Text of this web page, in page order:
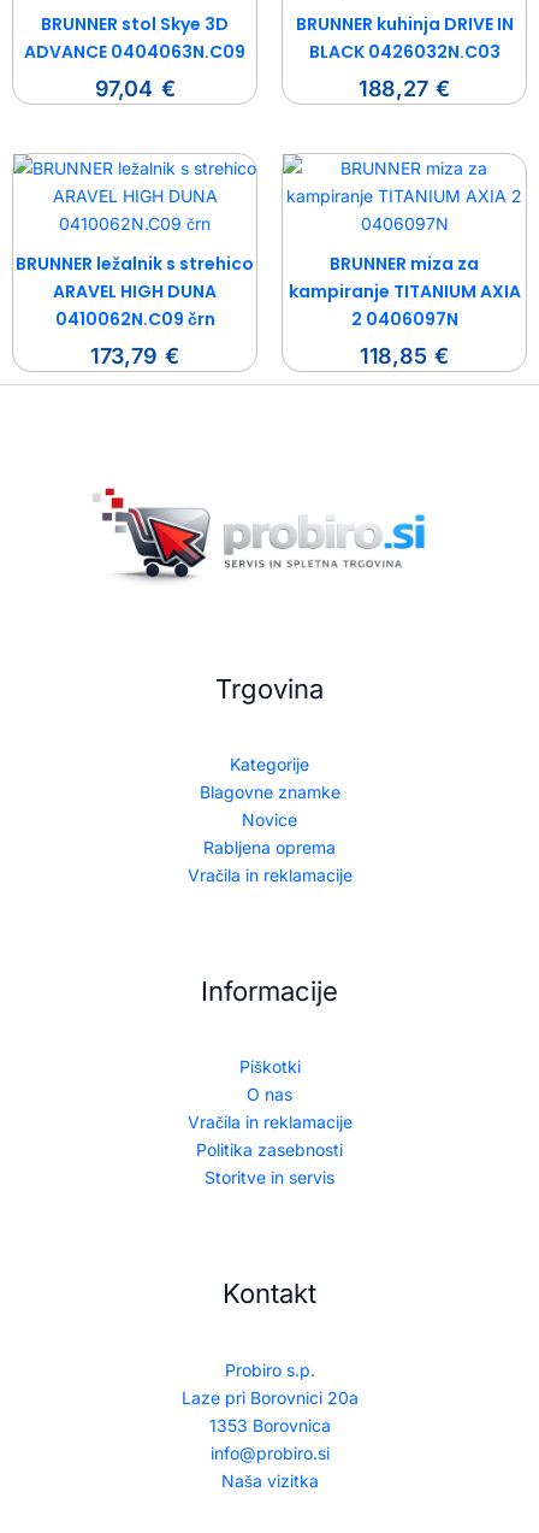
BRUNNER stol Skye 3D
ADVANCE 0404063N.C09
97,04 €
BRUNNER kuhinja DRIVE IN
BLACK 0426032N.C03
188,27 €
BRUNNER ležalnik s strehico
ARAVEL HIGH DUNA
0410062N.C09 črn
173,79 €
BRUNNER miza za
kampiranje TITANIUM AXIA
2 0406097N
118,85 €
Trgovina
Kategorije
Blagovne znamke
Novice
Rabljena oprema
Vračila in reklamacije
Informacije
Piškotki
O nas
Vračila in reklamacije
Politika zasebnosti
Storitve in servis
Kontakt
Probiro s.p.
Laze pri Borovnici 20a
1353 Borovnica
info@probiro.si
Naša vizitka